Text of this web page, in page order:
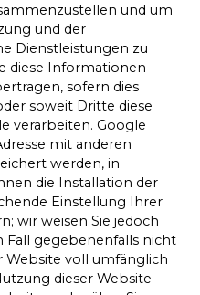
und um
und der
Dienstleistungen zu
diese Informationen
sofern dies
soweit Dritte diese
verarbeiten. Google
mit anderen
werden, in
die Installation der
Einstellung Ihrer
wir weisen Sie jedoch
Fall gegebenenfalls nicht
Website voll umfänglich
dieser Website